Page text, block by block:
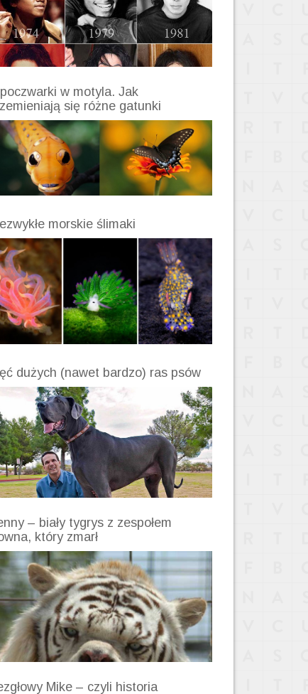
w motyla. Jak
się różne gatunki
morskie ślimaki
dużych (nawet bardzo) ras psów
– biały tygrys z zespołem
który zmarł
Mike – czyli historia